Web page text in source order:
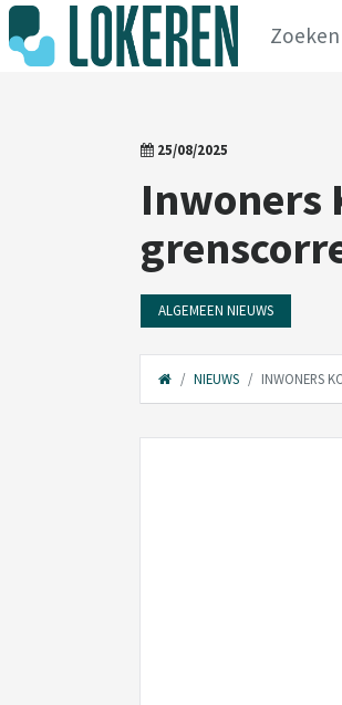
25/08/2025
Inwoners
ALGEMEEN NIEUWS
NIEUWS INWONERS